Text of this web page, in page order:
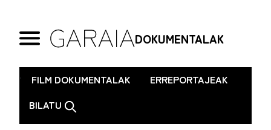
DOKUMENTALAK
. FILM DOKUMENTALAK
ERREPORTAJEAK
BILATU